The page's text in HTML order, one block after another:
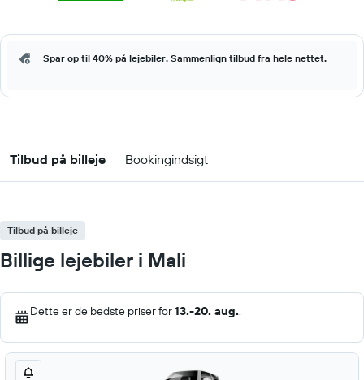
Spar op til 40% på lejebiler. Sammenlign tilbud fra hele nettet.
Tilbud på billeje Bookingindsigt
Tilbud på billeje
Billige lejebiler i Mali
Dette er de bedste priser for13.-20. aug..